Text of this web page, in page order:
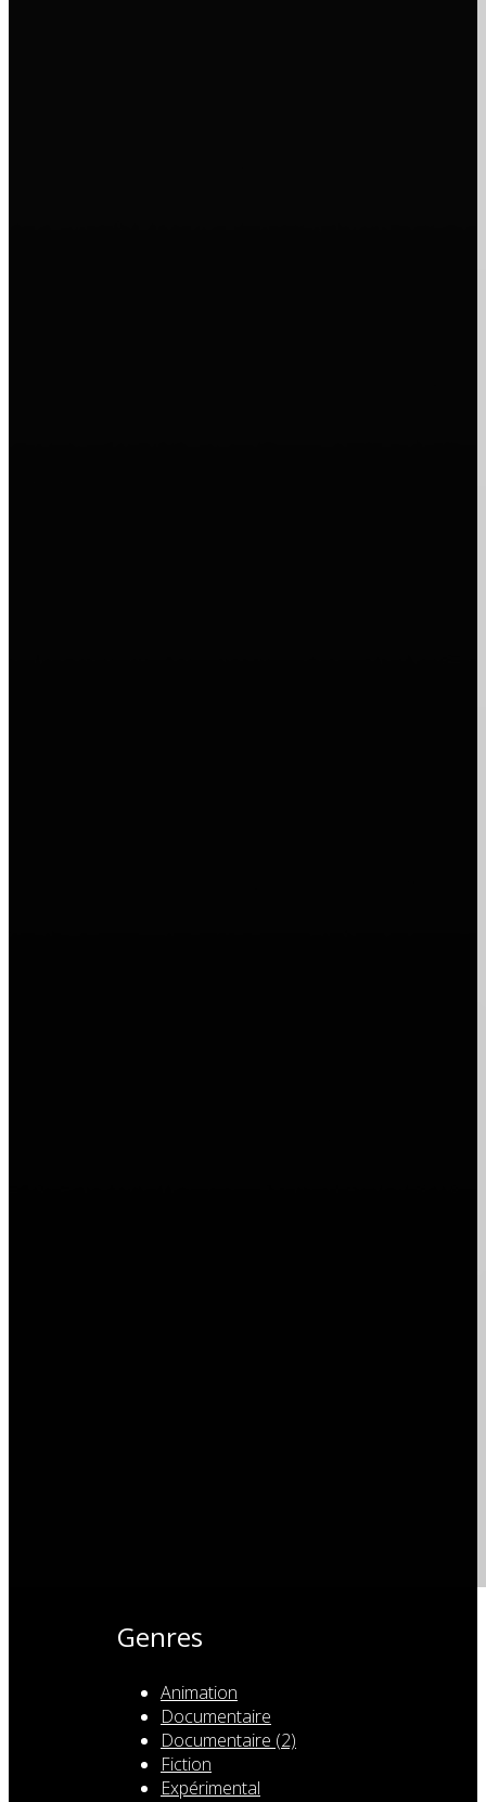
Genres
Animation
Documentaire
Documentaire (2)
Fiction
Expérimental